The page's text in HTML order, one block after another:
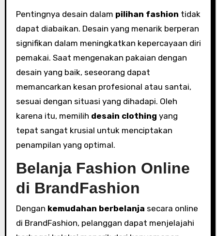
Pentingnya desain dalam pilihan fashion tidak
dapat diabaikan. Desain yang menarik berperan
signifikan dalam meningkatkan kepercayaan diri
pemakai. Saat mengenakan pakaian dengan
desain yang baik, seseorang dapat
memancarkan kesan profesional atau santai,
sesuai dengan situasi yang dihadapi. Oleh
karena itu, memilih desain clothing yang
tepat sangat krusial untuk menciptakan
penampilan yang optimal.
Belanja Fashion Online
di BrandFashion
Dengan kemudahan berbelanja secara online
di BrandFashion, pelanggan dapat menjelajahi